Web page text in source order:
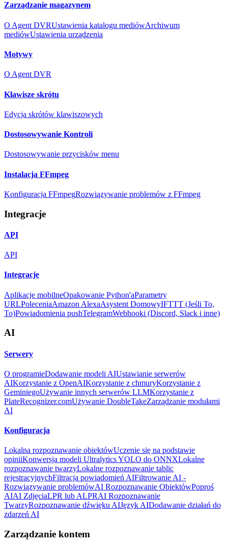
Zarządzanie magazynem
O Agent DVRUstawienia katalogu mediówArchiwum
mediówUstawienia urządzenia
Motywy
O Agent DVR
Klawisze skrótu
Edycja skrótów klawiszowych
Dostosowywanie Kontroli
Dostosowywanie przycisków menu
Instalacja FFmpeg
Konfiguracja FFmpegRozwiązywanie problemów z FFmpeg
Integracje
API
API
Integracje
Aplikacje mobilneOpakowanie Python'aParametry
URLPoleceniaAmazon AlexaAsystent DomowyIFTTT (Jeśli To,
To)Powiadomienia pushTelegramWebhooki (Discord, Slack i inne)
AI
Serwery
O programieDodawanie modeli AIUstawianie serwerów
AIKorzystanie z OpenAIKorzystanie z chmuryKorzystanie z
GeminiegoUżywanie innych serwerów LLMKorzystanie z
PlateRecognizer.comUżywanie DoubleTakeZarządzanie modułami
AI
Konfiguracja
Lokalna rozpoznawanie obiektówUczenie się na podstawie
opiniiKonwersja modeli Ultralytics YOLO do ONNXLokalne
rozpoznawanie twarzyLokalne rozpoznawanie tablic
rejestracyjnychFiltracja powiadomień AIFiltrowanie AI -
Rozwiązywanie problemówAI Rozpoznawanie ObiektówPoproś
AIAI ZdjęciaLPR lub ALPRAI Rozpoznawanie
TwarzyRozpoznawanie dźwięku AIJęzyk AIDodawanie działań do
zdarzeń AI
Zarządzanie kontem